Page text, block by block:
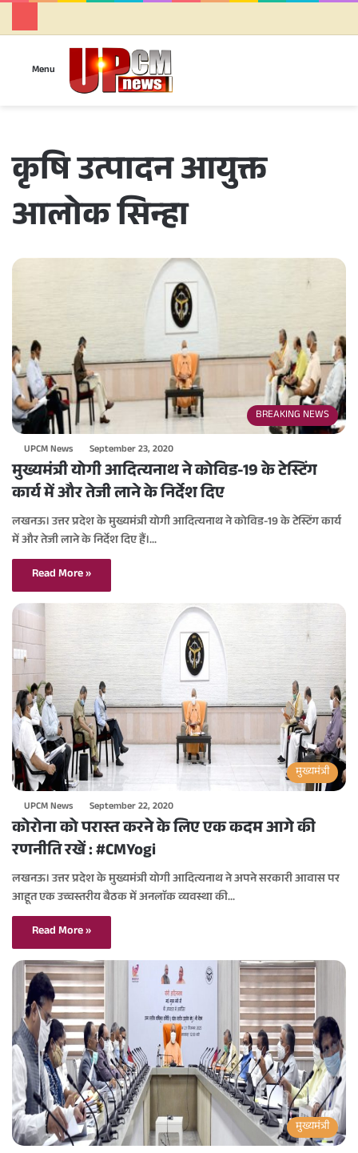
Menu
कृषि उत्पादन आयुक्त
आलोक सिन्हा
BREAKING NEWS
UPCM News September 23, 2020
मुख्यमंत्री योगी आदित्यनाथ ने कोविड-19 के टेस्टिंग
कार्य में और तेजी लाने के निर्देश दिए
लखनऊ। उत्तर प्रदेश के मुख्यमंत्री योगी आदित्यनाथ ने कोविड-19 के टेस्टिंग कार्य
में और तेजी लाने के निर्देश दिए हैं।…
Read More »
मुख्यमंत्री
UPCM News September 22, 2020
कोरोना को परास्त करने के लिए एक कदम आगे की
रणनीति रखें : #CMYogi
लखनऊ। उत्तर प्रदेश के मुख्यमंत्री योगी आदित्यनाथ ने अपने सरकारी आवास पर
आहूत एक उच्चस्तरीय बैठक में अनलाॅक व्यवस्था की…
Read More »
मुख्यमंत्री